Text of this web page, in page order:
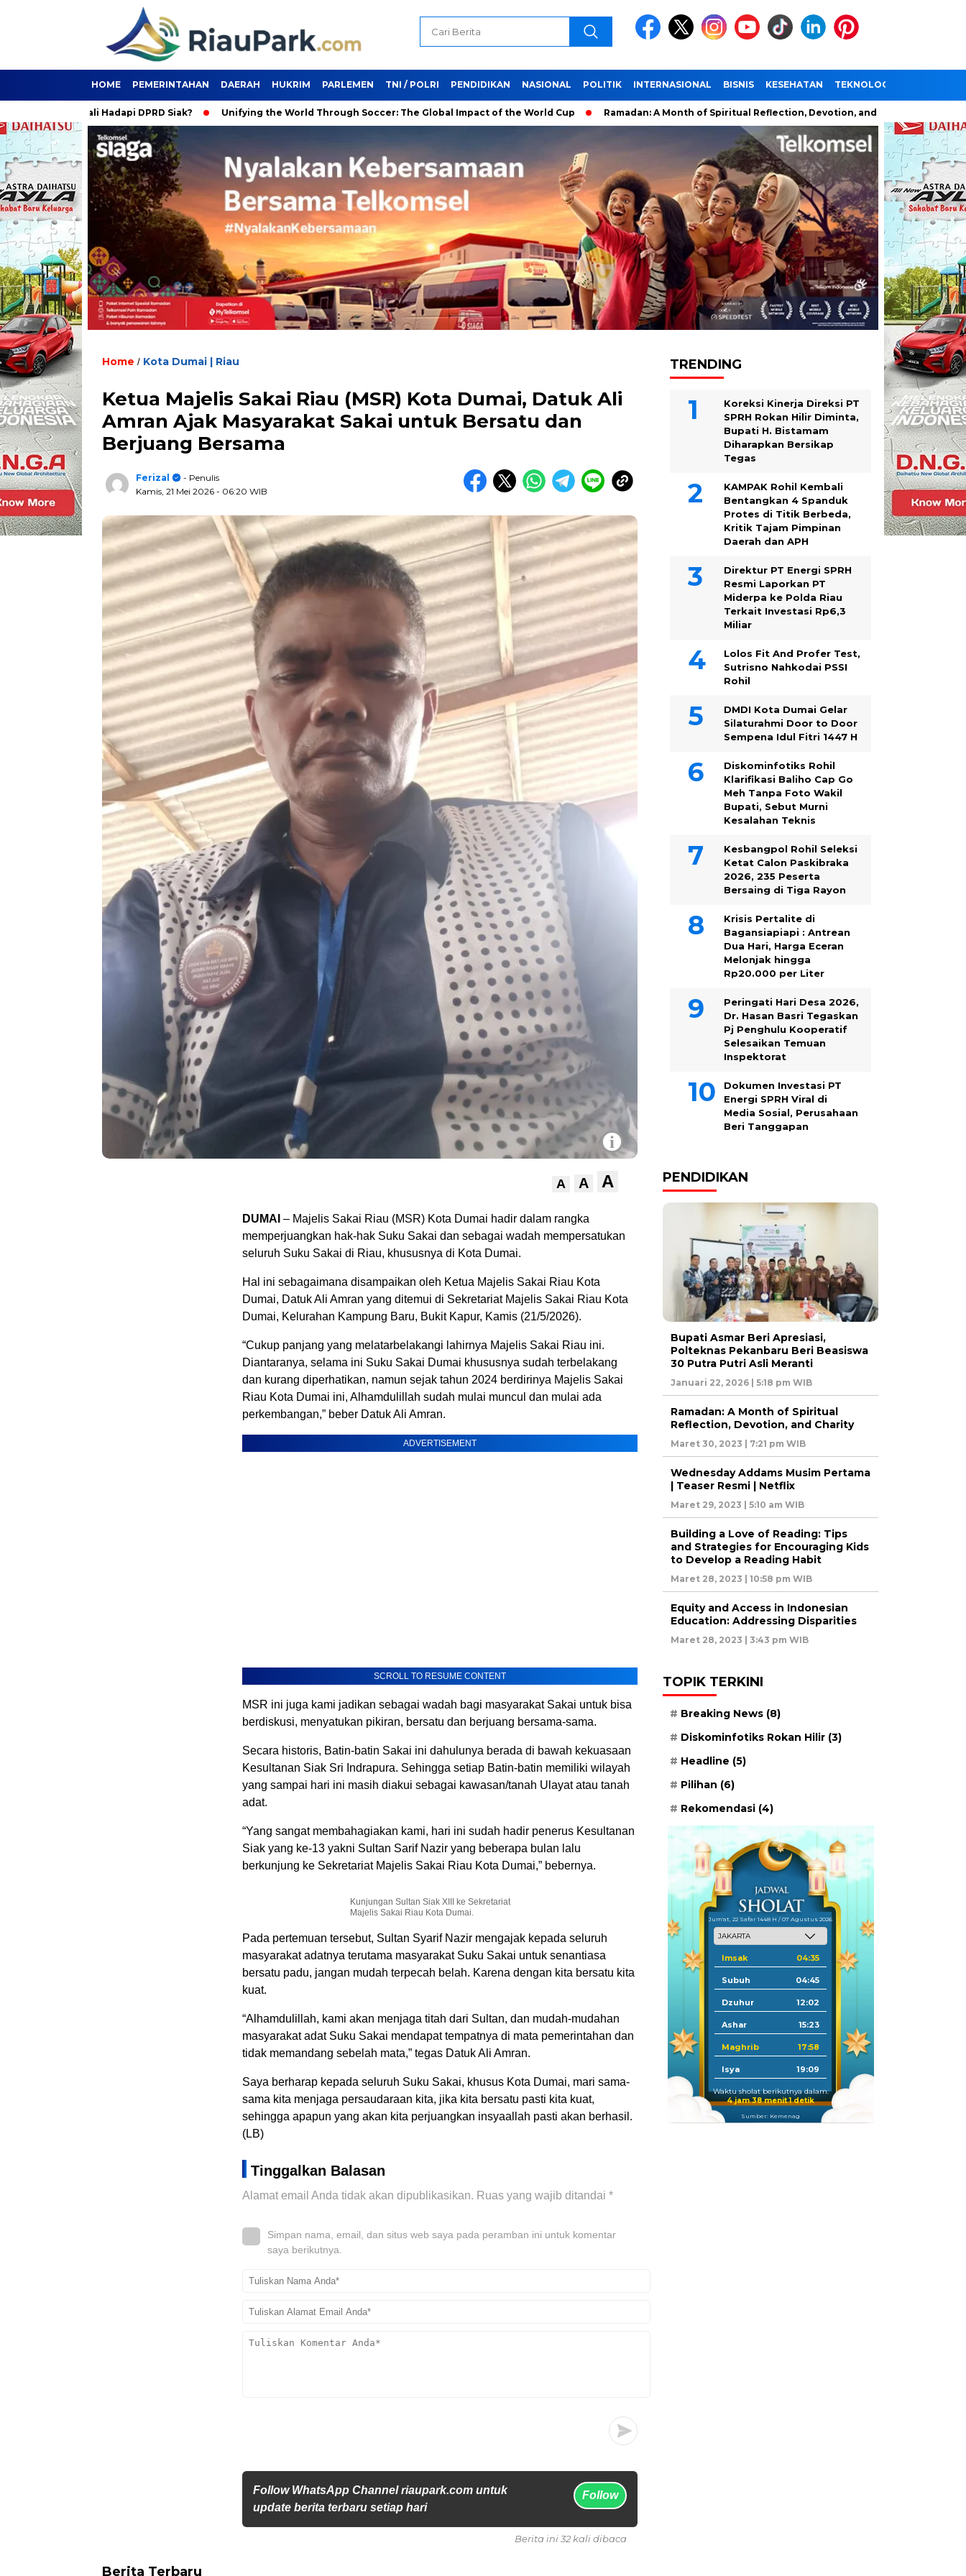
HOME PEMERINTAHAN DAERAH HUKRIM PARLEMEN TNI / POLRI PENDIDIKAN NASIONAL POLITIK INTERNASIONAL BISNIS KESEHATAN TEKNOLOGI
Nyali Hadapi DPRD Siak? Unifying the World Through Soccer: The Global Impact of the World Cup Ramadan: A Month of Spiritual Reflection, Devotion, and Charity
Home / Kota Dumai | Riau
Ketua Majelis Sakai Riau (MSR) Kota Dumai, Datuk Ali
Amran Ajak Masyarakat Sakai untuk Bersatu dan
Berjuang Bersama
Ferizal
- Penulis
Kamis, 21 Mei 2026 - 06:20 WIB
i
A A A
DUMAI – Majelis Sakai Riau (MSR) Kota Dumai hadir dalam rangka
memperjuangkan hak-hak Suku Sakai dan sebagai wadah mempersatukan
seluruh Suku Sakai di Riau, khususnya di Kota Dumai.
Hal ini sebagaimana disampaikan oleh Ketua Majelis Sakai Riau Kota
Dumai, Datuk Ali Amran yang ditemui di Sekretariat Majelis Sakai Riau Kota
Dumai, Kelurahan Kampung Baru, Bukit Kapur, Kamis (21/5/2026).
“Cukup panjang yang melatarbelakangi lahirnya Majelis Sakai Riau ini.
Diantaranya, selama ini Suku Sakai Dumai khususnya sudah terbelakang
dan kurang diperhatikan, namun sejak tahun 2024 berdirinya Majelis Sakai
Riau Kota Dumai ini, Alhamdulillah sudah mulai muncul dan mulai ada
perkembangan,” beber Datuk Ali Amran.
ADVERTISEMENT
SCROLL TO RESUME CONTENT
MSR ini juga kami jadikan sebagai wadah bagi masyarakat Sakai untuk bisa
berdiskusi, menyatukan pikiran, bersatu dan berjuang bersama-sama.
Secara historis, Batin-batin Sakai ini dahulunya berada di bawah kekuasaan
Kesultanan Siak Sri Indrapura. Sehingga setiap Batin-batin memiliki wilayah
yang sampai hari ini masih diakui sebagai kawasan/tanah Ulayat atau tanah
adat.
“Yang sangat membahagiakan kami, hari ini sudah hadir penerus Kesultanan
Siak yang ke-13 yakni Sultan Sarif Nazir yang beberapa bulan lalu
berkunjung ke Sekretariat Majelis Sakai Riau Kota Dumai,” bebernya.
Kunjungan Sultan Siak XIII ke Sekretariat
Majelis Sakai Riau Kota Dumai.
Pada pertemuan tersebut, Sultan Syarif Nazir mengajak kepada seluruh
masyarakat adatnya terutama masyarakat Suku Sakai untuk senantiasa
bersatu padu, jangan mudah terpecah belah. Karena dengan kita bersatu kita
kuat.
“Alhamdulillah, kami akan menjaga titah dari Sultan, dan mudah-mudahan
masyarakat adat Suku Sakai mendapat tempatnya di mata pemerintahan dan
tidak memandang sebelah mata,” tegas Datuk Ali Amran.
Saya berharap kepada seluruh Suku Sakai, khusus Kota Dumai, mari sama-
sama kita menjaga persaudaraan kita, jika kita bersatu pasti kita kuat,
sehingga apapun yang akan kita perjuangkan insyaallah pasti akan berhasil.
(LB)
Tinggalkan Balasan
Alamat email Anda tidak akan dipublikasikan. Ruas yang wajib ditandai *
Simpan nama, email, dan situs web saya pada peramban ini untuk komentar
saya berikutnya.
Follow WhatsApp Channel riaupark.com untuk
update berita terbaru setiap hari
Follow
Berita ini 32 kali dibaca
Berita Terbaru
TRENDING
Koreksi Kinerja Direksi PT
SPRH Rokan Hilir Diminta,
Bupati H. Bistamam
Diharapkan Bersikap
Tegas
KAMPAK Rohil Kembali
Bentangkan 4 Spanduk
Protes di Titik Berbeda,
Kritik Tajam Pimpinan
Daerah dan APH
Direktur PT Energi SPRH
Resmi Laporkan PT
Miderpa ke Polda Riau
Terkait Investasi Rp6,3
Miliar
Lolos Fit And Profer Test,
Sutrisno Nahkodai PSSI
Rohil
DMDI Kota Dumai Gelar
Silaturahmi Door to Door
Sempena Idul Fitri 1447 H
Diskominfotiks Rohil
Klarifikasi Baliho Cap Go
Meh Tanpa Foto Wakil
Bupati, Sebut Murni
Kesalahan Teknis
Kesbangpol Rohil Seleksi
Ketat Calon Paskibraka
2026, 235 Peserta
Bersaing di Tiga Rayon
Krisis Pertalite di
Bagansiapiapi : Antrean
Dua Hari, Harga Eceran
Melonjak hingga
Rp20.000 per Liter
Peringati Hari Desa 2026,
Dr. Hasan Basri Tegaskan
Pj Penghulu Kooperatif
Selesaikan Temuan
Inspektorat
Dokumen Investasi PT
Energi SPRH Viral di
Media Sosial, Perusahaan
Beri Tanggapan
PENDIDIKAN
Bupati Asmar Beri Apresiasi,
Polteknas Pekanbaru Beri Beasiswa
30 Putra Putri Asli Meranti
Januari 22, 2026 | 5:18 pm WIB
Ramadan: A Month of Spiritual
Reflection, Devotion, and Charity
Maret 30, 2023 | 7:21 pm WIB
Wednesday Addams Musim Pertama
| Teaser Resmi | Netflix
Maret 29, 2023 | 5:10 am WIB
Building a Love of Reading: Tips
and Strategies for Encouraging Kids
to Develop a Reading Habit
Maret 28, 2023 | 10:58 pm WIB
Equity and Access in Indonesian
Education: Addressing Disparities
Maret 28, 2023 | 3:43 pm WIB
TOPIK TERKINI
Breaking News (8)
Diskominfotiks Rokan Hilir (3)
Headline (5)
Pilihan (6)
Rekomendasi (4)
Jum'at, 22 Safar 1448 H / 07 Agustus 2026
Imsak 04:35
Subuh 04:45
Dzuhur 12:02
Ashar 15:23
Maghrib 17:58
Isya 19:09
Waktu sholat berikutnya dalam:
4 jam 37 menit 59 detik
Sumber: Kemenag